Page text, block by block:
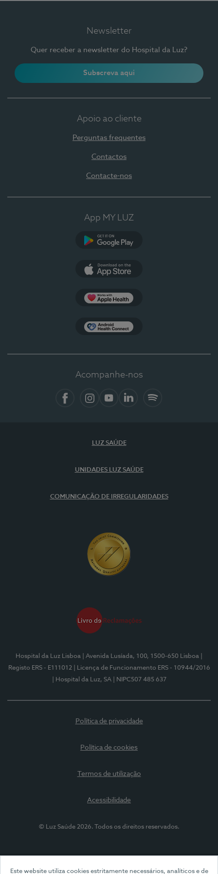
Este website utiliza cookies estritamente necessários, analíticos e de
Newsletter
Quer receber a newsletter do Hospital da Luz?
Subscreva aqui
Apoio ao cliente
Perguntas frequentes
Contactos
Contacte-nos
App MY LUZ
Acompanhe-nos
LUZ SAÚDE
UNIDADES LUZ SAÚDE
COMUNICAÇÃO DE IRREGULARIDADES
Hospital da Luz Lisboa | Avenida Lusíada, 100, 1500-650 Lisboa
Registo ERS - E111012
| Licença de Funcionamento ERS - 10944/2016
| Hospital da Luz, SA
| NIPC507 485 637
Política de privacidade
Política de cookies
Termos de utilização
Acessibilidade
© Luz Saúde 2026. Todos os direitos reservados.